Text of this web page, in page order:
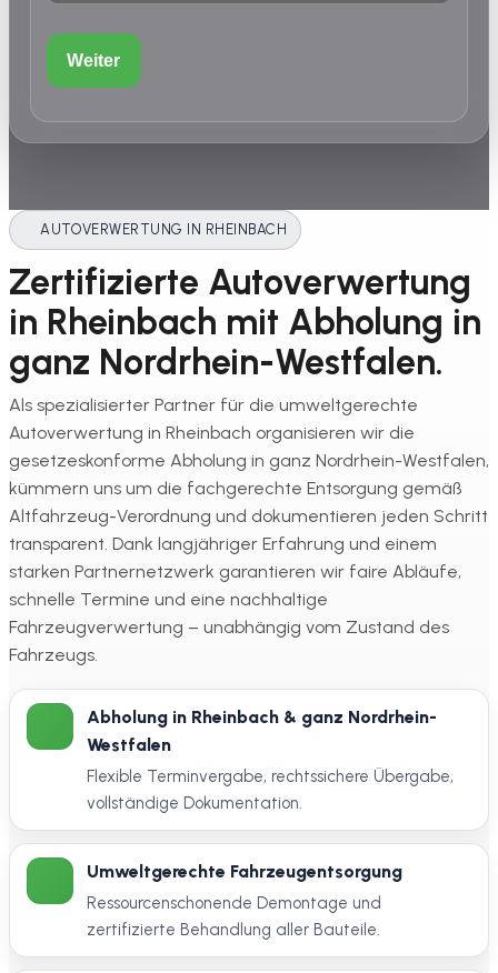
Weiter
AUTOVERWERTUNG IN RHEINBACH
Zertifizierte Autoverwertung
in Rheinbach mit Abholung in
ganz Nordrhein-Westfalen.
Als spezialisierter Partner für die umweltgerechte
Autoverwertung in Rheinbach organisieren wir die
gesetzeskonforme Abholung in ganz Nordrhein-Westfalen,
kümmern uns um die fachgerechte Entsorgung gemäß
Altfahrzeug-Verordnung und dokumentieren jeden Schritt
transparent. Dank langjähriger Erfahrung und einem
starken Partnernetzwerk garantieren wir faire Abläufe,
schnelle Termine und eine nachhaltige
Fahrzeugverwertung – unabhängig vom Zustand des
Fahrzeugs.
Abholung in Rheinbach & ganz Nordrhein-
Westfalen
Flexible Terminvergabe, rechtssichere Übergabe,
vollständige Dokumentation.
Umweltgerechte Fahrzeugentsorgung
Ressourcenschonende Demontage und
zertifizierte Behandlung aller Bauteile.